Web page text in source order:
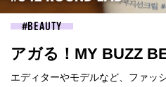
BEAUTY
アガる！MY BUZZ
エディターやモデルなど、ファッ